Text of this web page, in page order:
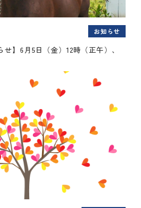
お知らせ
せ】6月5日（金）12時（正午）、